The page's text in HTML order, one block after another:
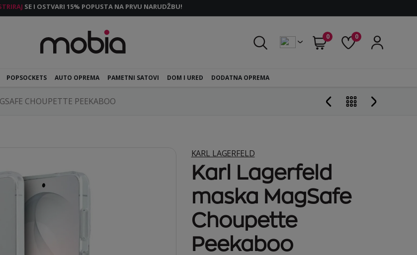
SE I OSTVARI 15% POPUSTA NA PRVU NARUDŽBU!
0 0
POPSOCKETS AUTO OPREMA PAMETNI SATOVI DOM I URED DODATNA OPREMA
CHOUPETTE PEEKABOO
KARL LAGERFELD
Karl Lagerfeld
maska MagSafe
Choupette
Peekaboo